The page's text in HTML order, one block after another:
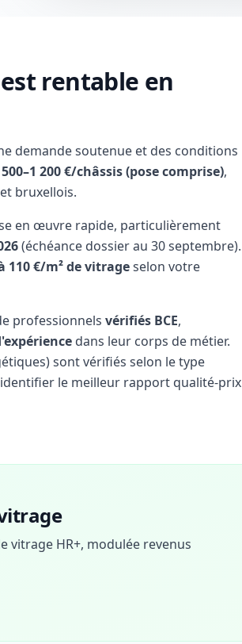
rentable en
demande soutenue et des conditions
500–1 200 €/châssis (pose comprise),
bruxellois.
en œuvre rapide, particulièrement
(échéance dossier au 30 septembre).
110 €/m² de vitrageselon votre
professionnels vérifiés BCE,
dans leur corps de métier.
sont vérifiés selon le type
le meilleur rapport qualité-prix
vitrage HR+, modulée revenus